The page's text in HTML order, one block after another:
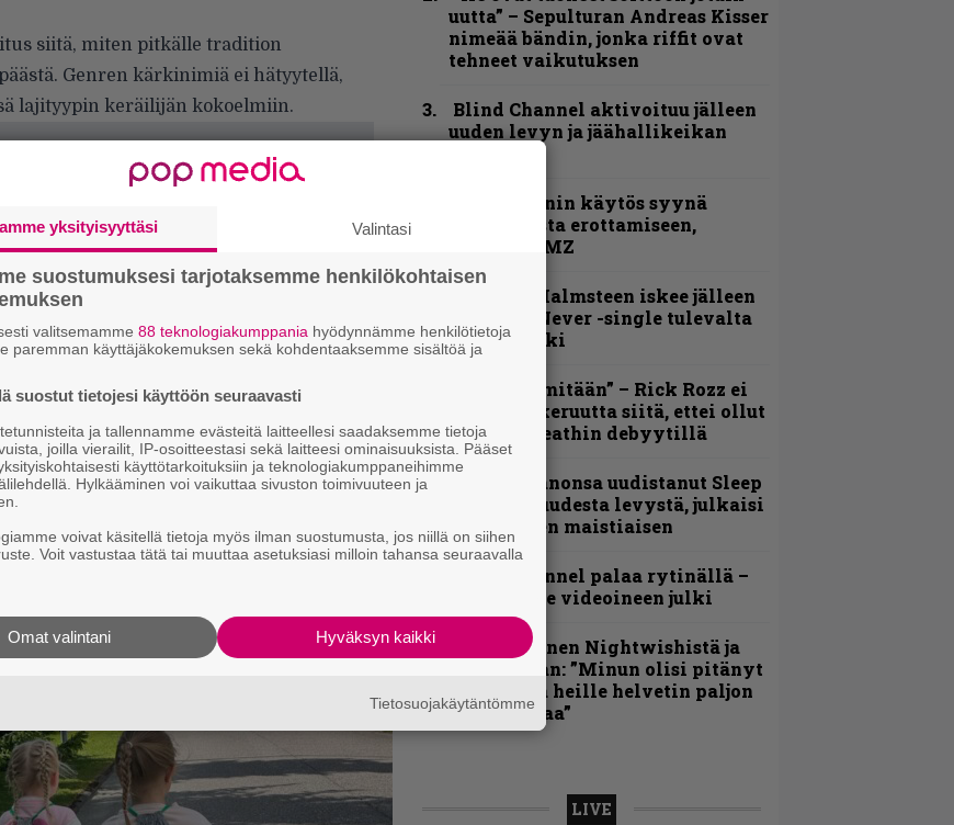
siitä, miten pitkälle tradition
Genren kärkinimiä ei hätyytellä,
lajityypin keräilijän kokoelmiin.
uutta” – Sepulturan Andreas Kisser
nimeää bändin, jonka riffit ovat
tehneet vaikutuksen
Blind Channel aktivoituu jälleen
uuden levyn ja jäähallikeikan
Sid Wilsonin käytös syynä
Slipknotista erottamiseen,
raportoi TMZ
Yngwie Malmsteen iskee jälleen
– Now or Never -single tulevalta
levyltä julki
”En kadu mitään” – Rick Rozz ei
tunne katkeruutta siitä, ettei ollut
mukana Deathin debyytillä
Kokoonpanonsa uudistanut Sleep
tiedottaa uudesta levystä, julkaisi
myös uuden maistiaisen
Blind Channel palaa rytinällä –
tuplasingle videoineen julki
Tarja Turunen Nightwishistä ja
potkuistaan: ”Minun olisi pitänyt
tehdä siitä heille helvetin paljon
vaikeampaa”
LIVE
yksityisyyttäsi Valintasi
suostumuksesi tarjotaksemme henkilökohtaisen
valitsemamme 88 teknologiakumppania hyödynnämme henkilötietoja
paremman käyttäjäkokemuksen sekä kohdentaaksemme sisältöä ja
suostut tietojesi käyttöön seuraavasti
ja tallennamme evästeitä laitteellesi saadaksemme tietoja
joilla vierailit, IP-osoitteestasi sekä laitteesi ominaisuuksista. Pääset
käyttötarkoituksiin ja teknologiakumppaneihimme
Hylkääminen voi vaikuttaa sivuston toimivuuteen ja
voivat käsitellä tietoja myös ilman suostumusta, jos niillä on siihen
Voit vastustaa tätä tai muuttaa asetuksiasi milloin tahansa seuraavalla
Hyväksyn kaikki
Omat valintani
Tietosuojakäytäntömme